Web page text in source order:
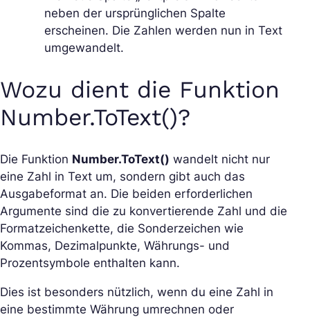
neben der ursprünglichen Spalte
erscheinen. Die Zahlen werden nun in Text
umgewandelt.
Wozu dient die Funktion
Number.ToText()?
Die Funktion Number.ToText() wandelt nicht nur
eine Zahl in Text um, sondern gibt auch das
Ausgabeformat an. Die beiden erforderlichen
Argumente sind die zu konvertierende Zahl und die
Formatzeichenkette, die Sonderzeichen wie
Kommas, Dezimalpunkte, Währungs- und
Prozentsymbole enthalten kann.
Dies ist besonders nützlich, wenn du eine Zahl in
eine bestimmte Währung umrechnen oder